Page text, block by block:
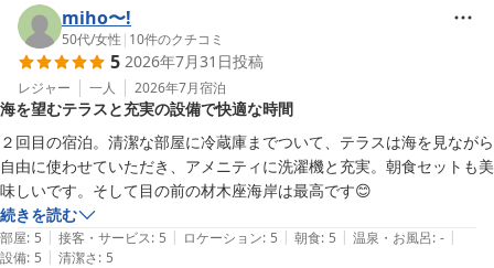
地元の人にはなしをきいて、
夜光虫がみえたのでよい経験になった
miho〜!
50代/女性 | 10件のクチコミ
5 2026年7月31日投稿
レジャー 一人 2026年7月宿泊
海を望むテラスと充実の設備で快適な時間
２回目の宿泊。清潔な部屋に冷蔵庫までついて、テラスは海を見ながら
自由に使わせていただき、アメニティに洗濯機と充実。朝食セットも美
味しいです。そして目の前の材木座海岸は最高です😊
続きを読む
部屋: 5 | 接客・サービス: 5 | ロケーション: 5 | 朝食: 5 | 温泉・お風呂: - |
設備: 5 | 清潔さ: 5